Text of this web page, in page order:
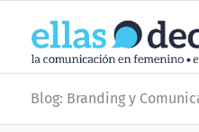
Blog: Branding y